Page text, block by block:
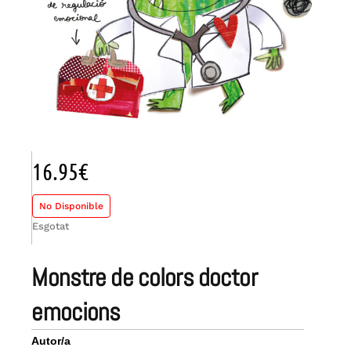
monstre de colors doctor
emocions
Autor/a
16.95€
No Disponible
Esgotat